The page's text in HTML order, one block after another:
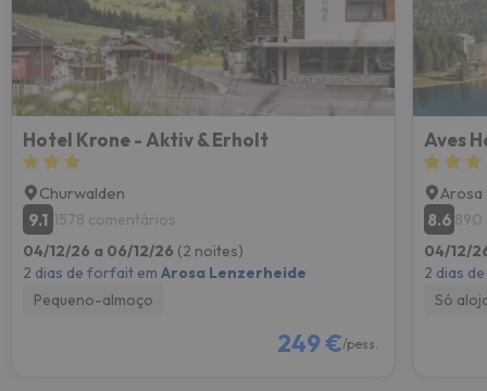
Hotel Krone - Aktiv & Erholt
Churwalden
9.1 1578 comentários
04/12/26 a 06/12/26 (2 noites)
2 dias de forfait em Arosa Lenzerheide
Pequeno-almoço
249 €/pess.
Aves
Arosa
8.6 890
04/12/
2 dias
Só